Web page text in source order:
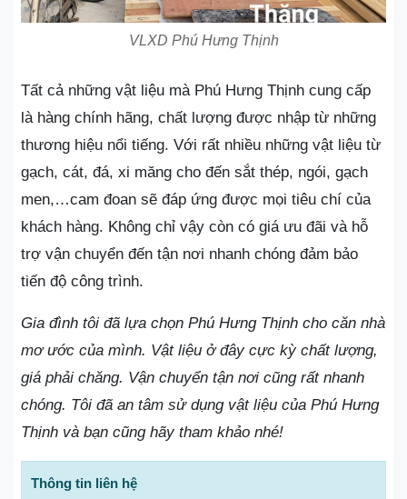
VLXD Phú Hưng Thịnh
Tất cả những vật liệu mà Phú Hưng Thịnh cung cấp
là hàng chính hãng, chất lượng được nhập từ những
thương hiệu nổi tiếng. Với rất nhiều những vật liệu từ
gạch, cát, đá, xi măng cho đến sắt thép, ngói, gạch
men,…cam đoan sẽ đáp ứng được mọi tiêu chí của
khách hàng. Không chỉ vậy còn có giá ưu đãi và hỗ
trợ vận chuyển đến tận nơi nhanh chóng đảm bảo
tiến độ công trình.
Gia đình tôi đã lựa chọn Phú Hưng Thịnh cho căn nhà
mơ ước của mình. Vật liệu ở đây cực kỳ chất lượng,
giá phải chăng. Vận chuyển tận nơi cũng rất nhanh
chóng. Tôi đã an tâm sử dụng vật liệu của Phú Hưng
Thịnh và bạn cũng hãy tham khảo nhé!
Thông tin liên hệ